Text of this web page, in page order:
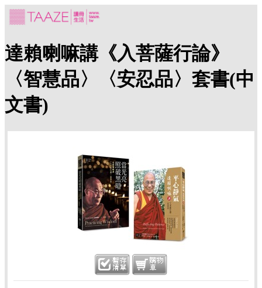
達賴喇嘛講《入菩薩行論》
〈智慧品〉〈安忍品〉套書(中
文書)